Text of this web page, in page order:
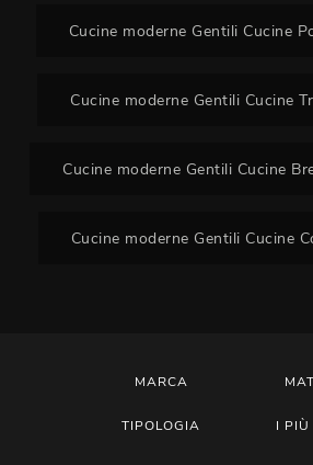
Cucine moderne Gentili Cucine
Cucine moderne Gentili Cucine
Cucine moderne Gentili Cucine
Cucine moderne Gentili Cucine
MARCA
TIPOLOGIA I PIÙ